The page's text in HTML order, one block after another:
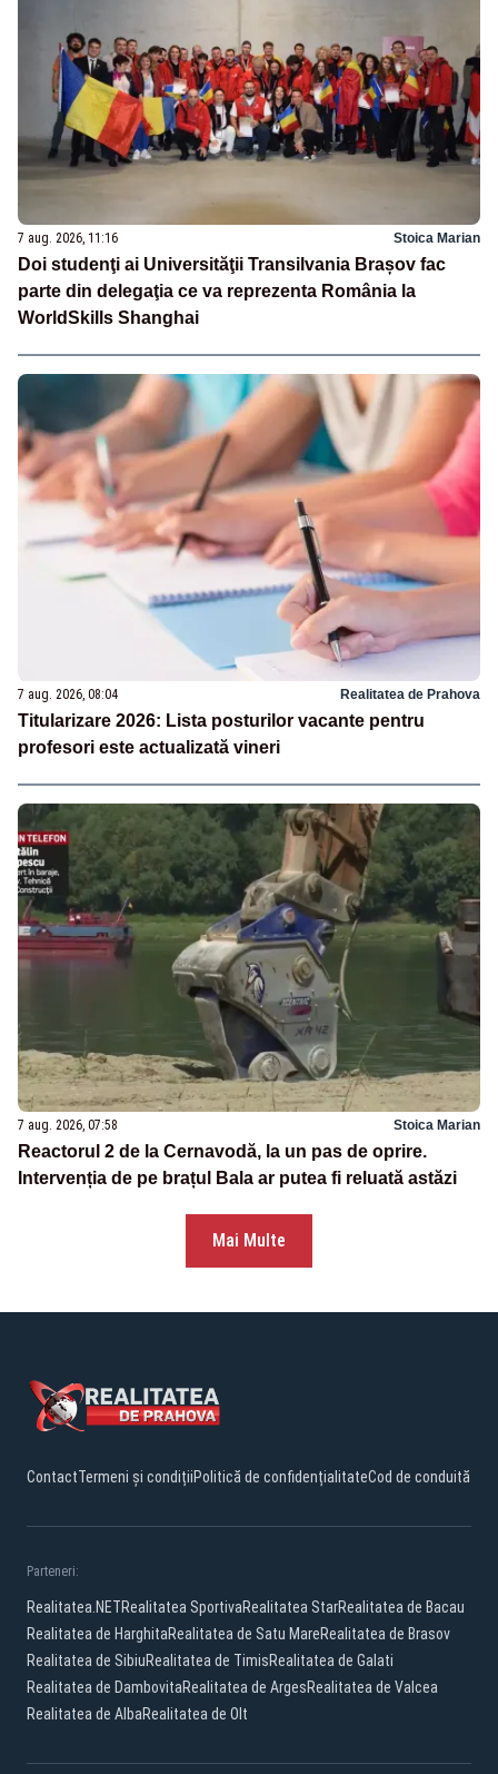
7 aug. 2026, 11:16 Stoica Marian
Doi studenţi ai Universităţii Transilvania Brașov fac
parte din delegaţia ce va reprezenta România la
WorldSkills Shanghai
7 aug. 2026, 08:04 Realitatea de Prahova
Titularizare 2026: Lista posturilor vacante pentru
profesori este actualizată vineri
7 aug. 2026, 07:58 Stoica Marian
Reactorul 2 de la Cernavodă, la un pas de oprire.
Intervenția de pe brațul Bala ar putea fi reluată astăzi
Mai Multe
ContactTermeni și condițiiPolitică de confidențialitateCod de conduită
Parteneri:
Realitatea.NETRealitatea SportivaRealitatea StarRealitatea de Bacau
Realitatea de HarghitaRealitatea de Satu MareRealitatea de Brasov
Realitatea de SibiuRealitatea de TimisRealitatea de Galati
Realitatea de DambovitaRealitatea de ArgesRealitatea de Valcea
Realitatea de AlbaRealitatea de Olt